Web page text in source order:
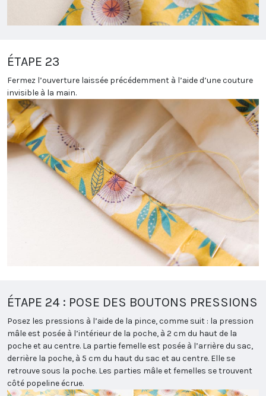
ÉTAPE 23
Fermez l’ouverture laissée précédemment à l’aide d’une couture
invisible à la main.
ÉTAPE 24 : POSE DES BOUTONS PRESSIONS
Posez les pressions à l’aide de la pince, comme suit : la pression
mâle est posée à l’intérieur de la poche, à 2 cm du haut de la
poche et au centre. La partie femelle est posée à l’arrière du sac,
derrière la poche, à 5 cm du haut du sac et au centre. Elle se
retrouve sous la poche. Les parties mâle et femelles se trouvent
côté popeline écrue.